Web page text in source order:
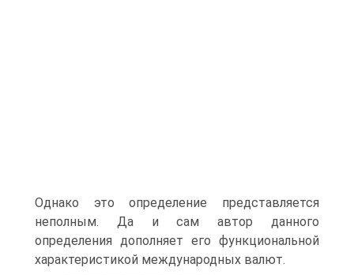
Однако это определение представляется
неполным. Да и сам автор данного
определения дополняет его функциональной
характеристикой международных валют.